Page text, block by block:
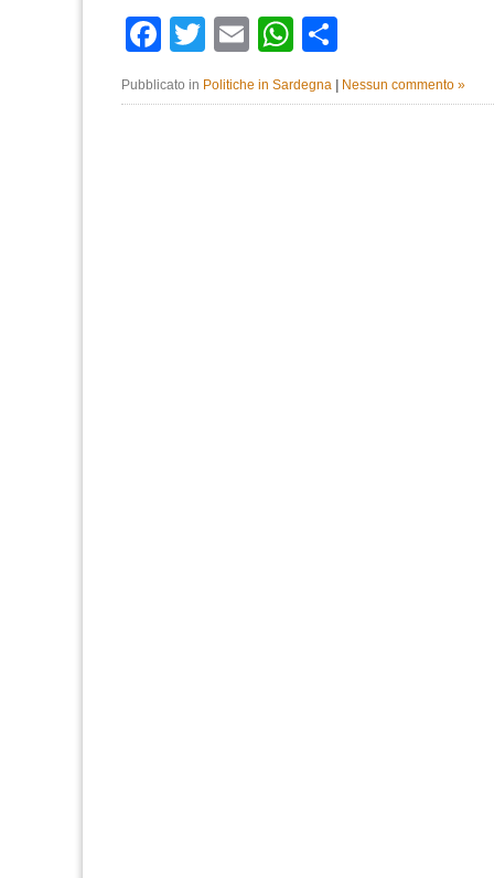
Facebook
TwitterEmailWhatsApp
Pubblicato in Politiche in Sardegna Nessun commento »